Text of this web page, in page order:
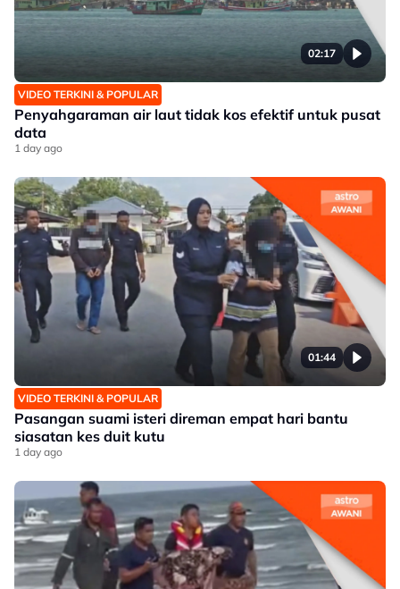
02:17
VIDEO TERKINI & POPULAR
Penyahgaraman air laut tidak kos efektif untuk pusat
data
1 day ago
01:44
VIDEO TERKINI & POPULAR
Pasangan suami isteri direman empat hari bantu
siasatan kes duit kutu
1 day ago